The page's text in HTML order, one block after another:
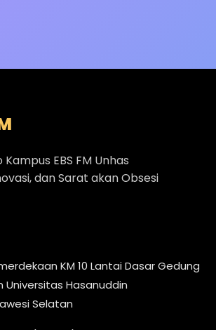
Kampus EBS FM Unhas
dan Sarat akan Obsesi
KM 10 Lantai Dasar Gedung
Universitas Hasanuddin
Selatan